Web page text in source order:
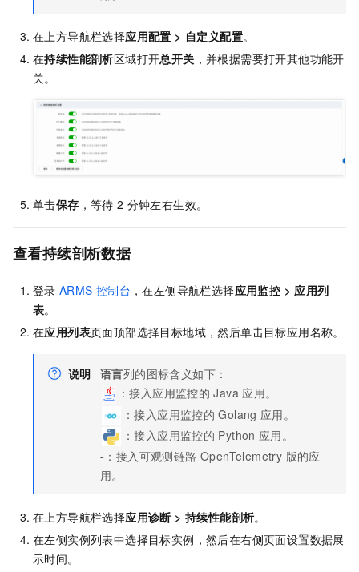
在上方导航栏选择应用配置 > 自定义配置。
在持续性能剖析区域打开总开关 ，并根据需要打开其他功能开
关。
单击保存 ，等待 2 分钟左右生效。
查看持续剖析数据
登录 ARMS 控制台 ，在左侧导航栏选择应用监控 > 应用列
表。
在应用列表页面顶部选择目标地域，然后单击目标应用名称。
说明 语言列的图标含义如下：
：接入应用监控的 Java 应用。
：接入应用监控的 Golang 应用。
：接入应用监控的 Python 应用。
- ：接入可观测链路 OpenTelemetry 版的应
用。
在上方导航栏选择应用诊断 >持续性能剖析。
在左侧实例列表中选择目标实例，然后在右侧页面设置数据展
示时间。